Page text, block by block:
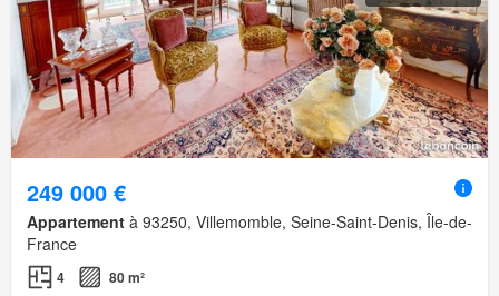
249 000 €
Appartement à 93250, Villemomble, Seine-Saint-Denis, Île-de-
France
4 80 m²